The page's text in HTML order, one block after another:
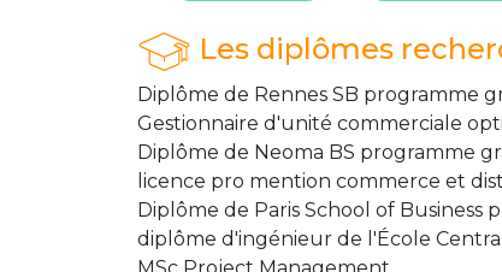
Les diplômes
Diplôme de Rennes SB programme
Gestionnaire d'unité commerciale
Diplôme de Neoma BS programme
licence pro mention commerce et
Diplôme de Paris School of Business
diplôme d'ingénieur de l'École